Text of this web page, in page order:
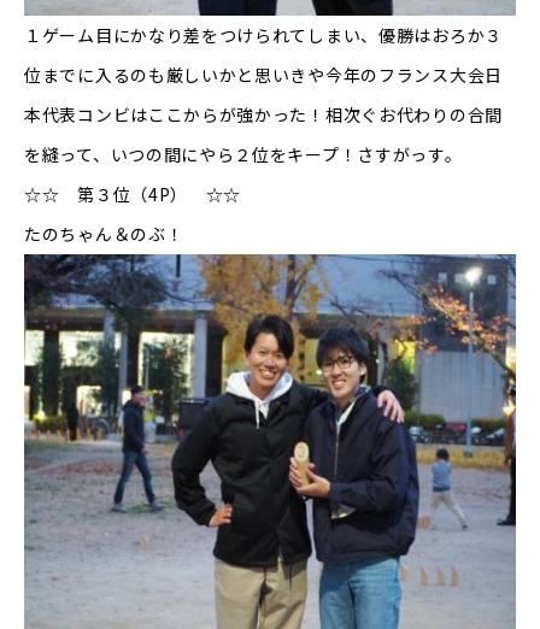
１ゲーム目にかなり差をつけられてしまい、優勝はおろか３
位までに入るのも厳しいかと思いきや今年のフランス大会日
本代表コンビはここからが強かった！相次ぐお代わりの合間
を縫って、いつの間にやら２位をキープ！さすがっす。
☆☆ 第３位（4P） ☆☆
たのちゃん＆のぶ！